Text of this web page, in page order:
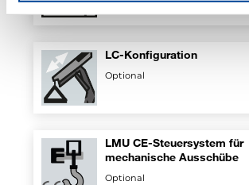
LC-Konfiguration
Optional
LMU CE-Steuersystem für
mechanische Ausschübe
Optional